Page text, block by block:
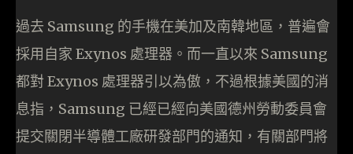
過去 Samsung 的手機在美加及南韓地區，普遍會
採用自家 Exynos 處理器。而一直以來 Samsung
都對 Exynos 處理器引以為傲，不過根據美國的消
息指，Samsung 已經已經向美國德州勞動委員會
提交關閉半導體工廠研發部門的通知，有關部門將